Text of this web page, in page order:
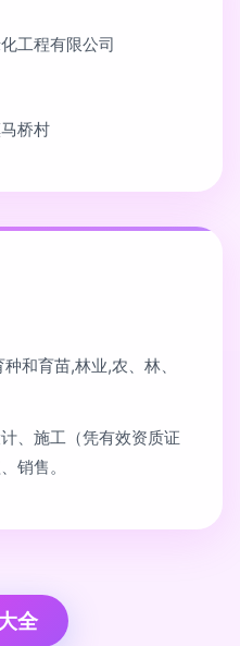
工程有限公司
桥村
和育苗,林业,农、林、
、施工（凭有效资质证
销售。
全